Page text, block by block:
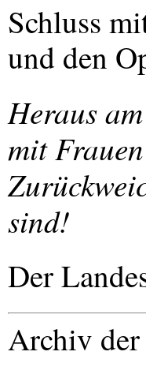
Schluss
und den
Heraus
mit
sind!
Der
Archiv der